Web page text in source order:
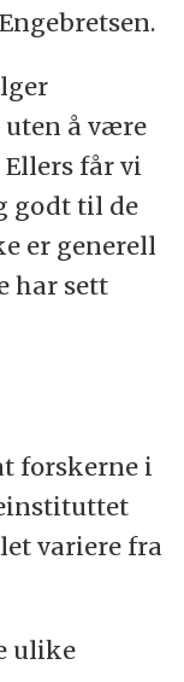
å være
får vi
godt til de
er generell
har sett
forskerne i
variere fra
ulike